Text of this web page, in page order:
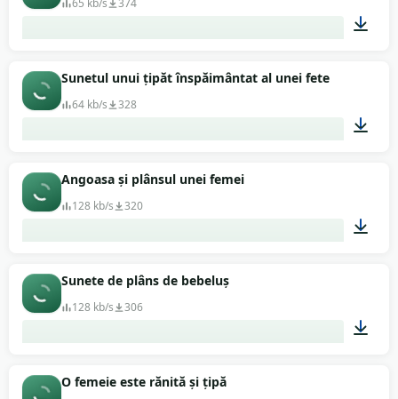
65 kb/s 374
Sunetul unui țipăt înspăimântat al unei fete
64 kb/s 328
Angoasa și plânsul unei femei
128 kb/s 320
Sunete de plâns de bebeluș
128 kb/s 306
O femeie este rănită și țipă